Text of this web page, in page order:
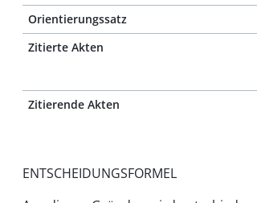
Orientierungssatz
Zitierte Akten
Zitierende Akten
ENTSCHEIDUNGSFORMEL